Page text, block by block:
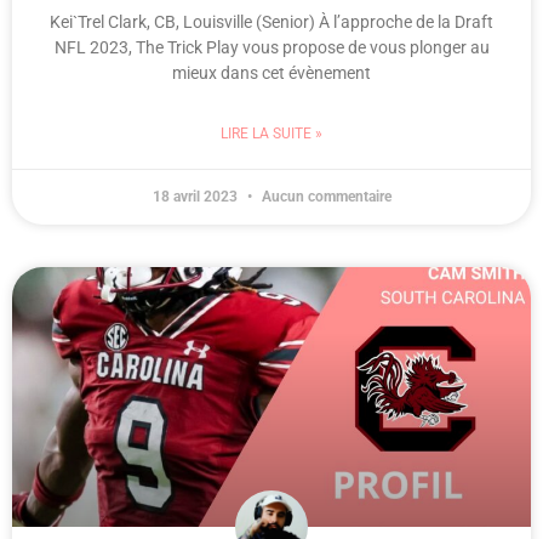
Kei`Trel Clark, CB, Louisville (Senior) À l’approche de la Draft
NFL 2023, The Trick Play vous propose de vous plonger au
mieux dans cet évènement
LIRE LA SUITE »
18 avril 2023 Aucun commentaire